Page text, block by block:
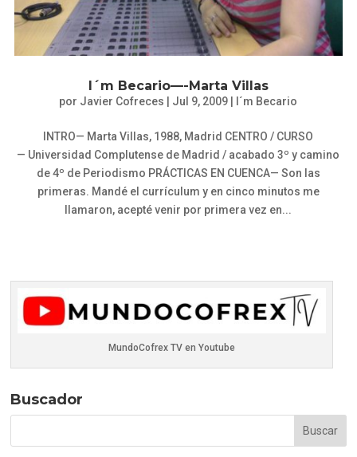
I´m Becario—-Marta Villas
por Javier Cofreces Jul 9, 2009 I´m Becario
INTRO— Marta Villas, 1988, Madrid CENTRO / CURSO
— Universidad Complutense de Madrid / acabado 3º y camino
de 4º de Periodismo PRÁCTICAS EN CUENCA— Son las
primeras. Mandé el currículum y en cinco minutos me
llamaron, acepté venir por primera vez en...
MundoCofrex TV en Youtube
Buscador